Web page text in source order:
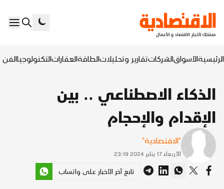
الرئيسيةالأسواقالشركاتتقارير وتحليلاتالطاقةالعقاراتالتكنولوجياالفن
الذكاء الاصطناعي .. بين
الإقدام والإحجام
"الاقتصادية"
الأربعاء 17 يناير 2024 23:19
تابع آخر الأخبار على واتساب